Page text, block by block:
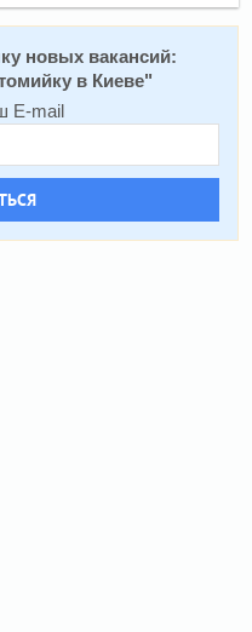
новых вакансий:
в Киеве"
E-mail